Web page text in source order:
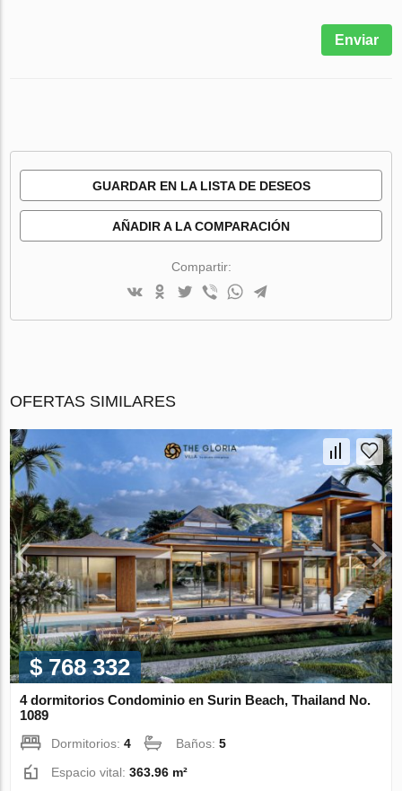
Enviar
GUARDAR EN LA LISTA DE DESEOS
AÑADIR A LA COMPARACIÓN
Compartir:
OFERTAS SIMILARES
$ 768 332
4 dormitorios Condominio en Surin Beach, Thailand No.
1089
Dormitorios:4 Baños:5
Espacio vital:363.96 m²